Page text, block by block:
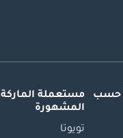
حسب
مستعملة الماركة
المشهورة
تويوتا